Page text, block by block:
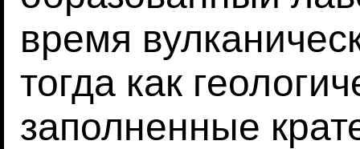
время
тогда как
заполненные